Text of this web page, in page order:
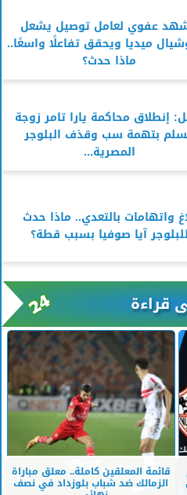
عفوي لعامل توصيل يشعل
ميديا ويحقق تفاعلًا واسعًا..
ماذا حدث؟
إنطلاق محاكمة يارا تامر زوجة
بتهمة سب وقذف البلوجر
المصرية...
واتهامات بالتعدي.. ماذا حدث
للبلوجر آيا صوفيا بسبب قطة؟
قراءة
قائمة المعلقين كاملة.. معلق مباراة
الزمالك ضد شباب بلوزداد في نصف